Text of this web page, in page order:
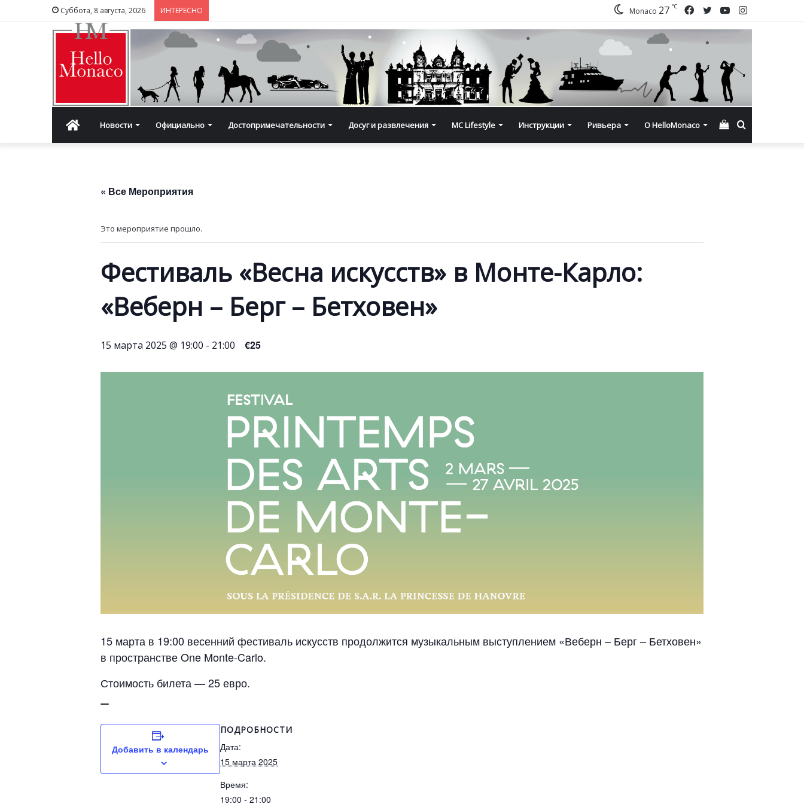
Суббота, 8 августа, 2026 ИНТЕРЕСНО Instagram
YouTube
Twitter
Facebook
Monaco 27 ℃
ГлавнаяНовости Официально Достопримечательности Досуг и развлечения MC Lifestyle Инструкции Ривьера О HelloMonaco Смотреть
« Все Мероприятия
Это мероприятие прошло.
Фестиваль «Весна искусств» в Монте-Карло:
«Веберн – Берг – Бетховен»
15 марта 2025 @ 19:00 - 21:00 €25
15 марта в 19:00 весенний фестиваль искусств продолжится музыкальным выступлением «Веберн – Берг – Бетховен»
в пространстве One Monte-Carlo.
Стоимость билета — 25 евро.
Добавить в календарь
ПОДРОБНОСТИ
Дата:
15 марта 2025
Время:
19:00 - 21:00